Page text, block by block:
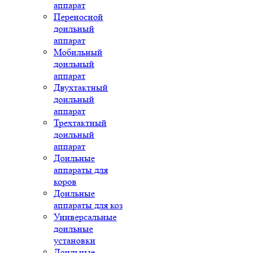
аппарат
Переносной
доильный
аппарат
Мобильный
доильный
аппарат
Двухтактный
доильный
аппарат
Трехтактный
доильный
аппарат
Доильные
аппараты для
коров
Доильные
аппараты для коз
Универсальные
доильные
установки